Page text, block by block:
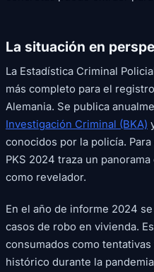
La situación en
La Estadística Criminal
más completo para el
Alemania. Se publica
Investigación Criminal (BKA)
conocidos por la policía.
PKS 2024 traza un
como revelador.
En el año de informe 2024
casos de robo en vivienda.
consumados como
histórico durante la